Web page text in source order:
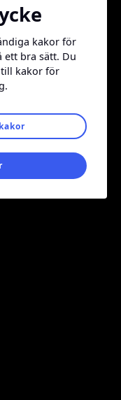
cookiessamtycke
kakor för
ett bra sätt. Du
till kakor för